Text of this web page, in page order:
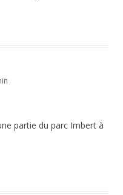
partie du parc Imbert à